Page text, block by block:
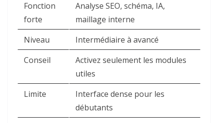
Fonction
forte
Analyse SEO, schéma, IA,
maillage interne
Niveau
Intermédiaire à avancé
Conseil
Activez seulement les modules
utiles
Limite
Interface dense pour les
débutants